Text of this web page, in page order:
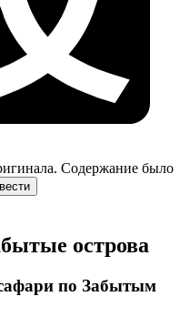
Содержание было
острова
по Забытым